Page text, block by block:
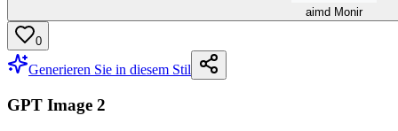
aimd Monir
0
Generieren Sie in diesem Stil
GPT Image 2